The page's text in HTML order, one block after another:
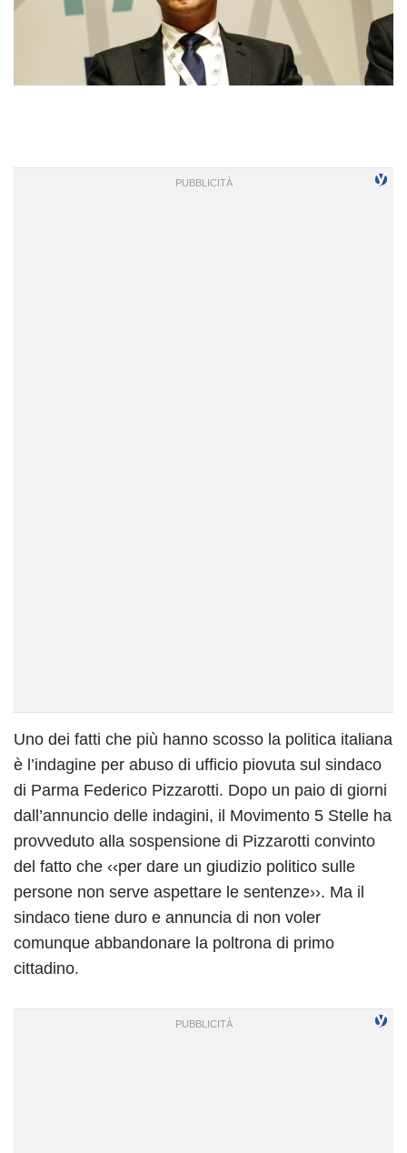
Uno dei fatti che più hanno scosso la politica italiana
è l’indagine per abuso di ufficio piovuta sul sindaco
di Parma Federico Pizzarotti. Dopo un paio di giorni
dall’annuncio delle indagini, il Movimento 5 Stelle ha
provveduto alla sospensione di Pizzarotti convinto
del fatto che ‹‹per dare un giudizio politico sulle
persone non serve aspettare le sentenze››. Ma il
sindaco tiene duro e annuncia di non voler
comunque abbandonare la poltrona di primo
cittadino.